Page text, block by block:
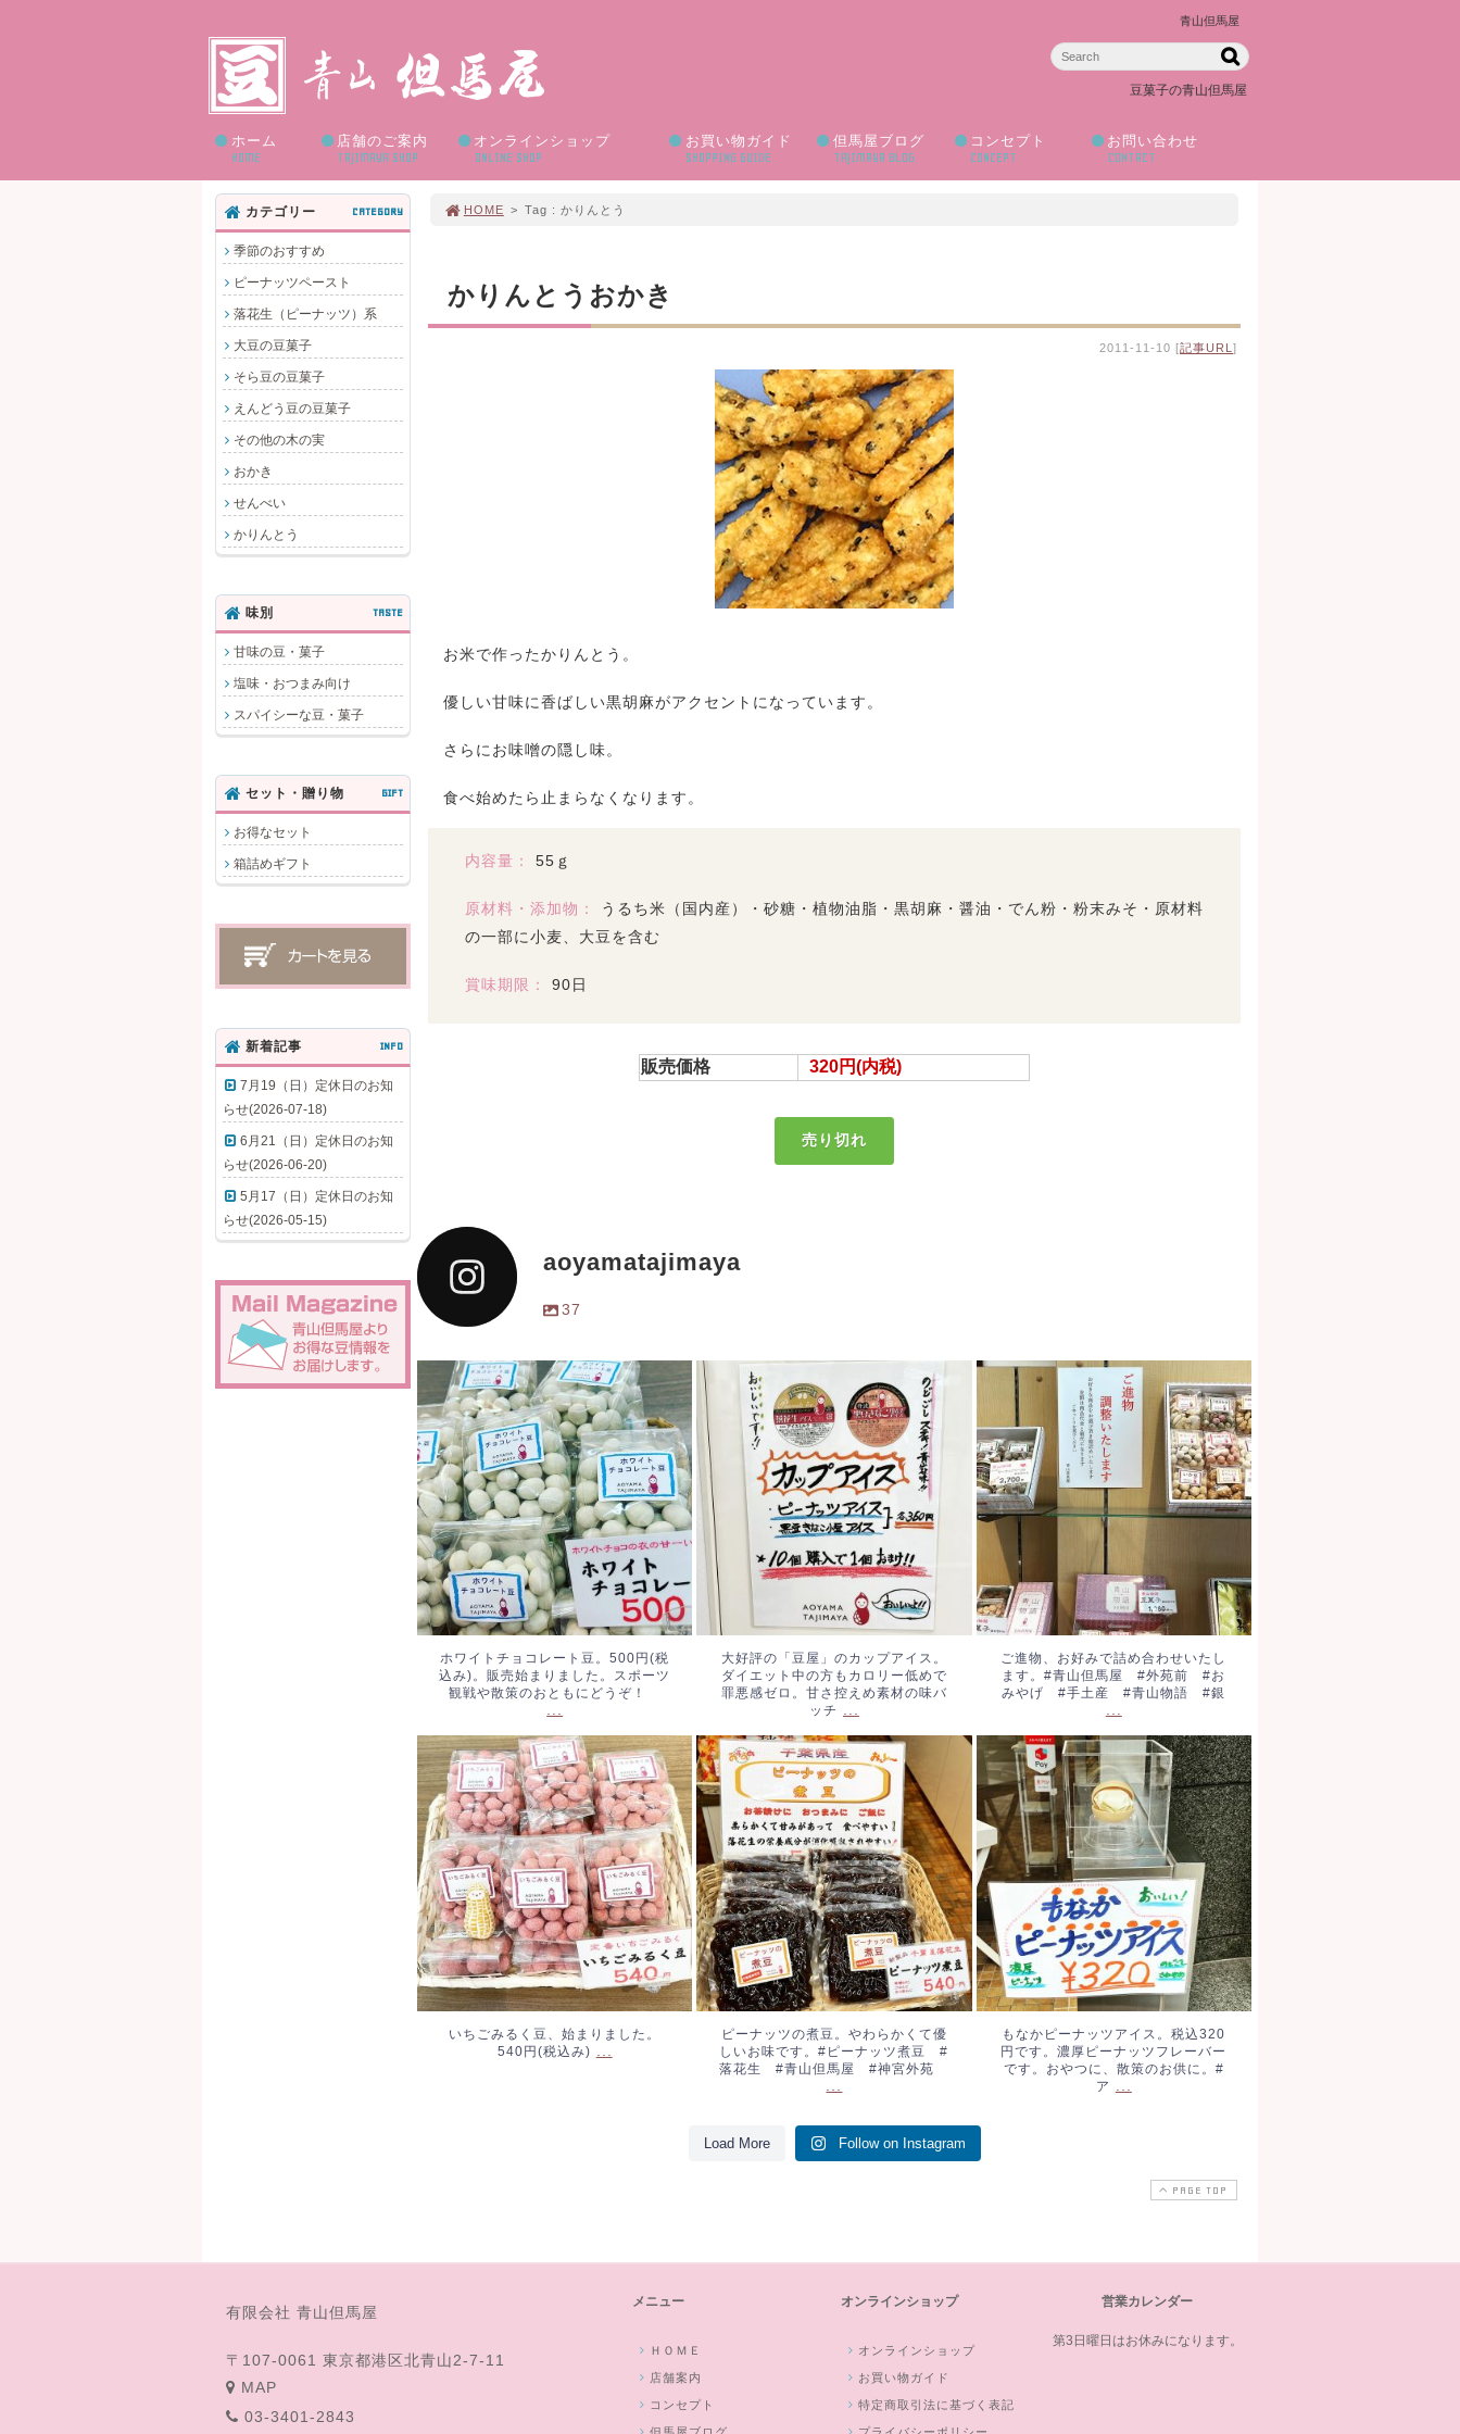
青山但馬屋
豆菓子の青山但馬屋
ホーム
HOME
店舗のご案内
TAJIMAYA SHOP
オンラインショップ
ONLINE SHOP
お買い物ガイド
SHOPPING GUIDE
但馬屋ブログ
TAJIMAYA BLOG
コンセプト
CONCEPT
お問い合わせ
CONTACT
HOME > Tag : かりんとう
かりんとうおかき
2011-11-10 [記事URL ]
お米で作ったかりんとう。
優しい甘味に香ばしい黒胡麻がアクセントになっています。
さらにお味噌の隠し味。
食べ始めたら止まらなくなります。
内容量： 55ｇ
原材料・添加物：
うるち米（国内産）・砂糖・植物油脂・黒胡麻・醤油・でん粉・粉末みそ・原材料
の一部に小麦、大豆を含む
賞味期限： 90日
販売価格 320円(内税)
売り切れ
aoyamatajimaya
37
ホワイトチョコレート豆。500
円(税込み)。販売始まりまし
た。スポーツ観戦や散策のおと
もにどうぞ！...
ホワイトチョコレート豆。500円(税
込み)。販売始まりました。スポーツ
観戦や散策のおともにどうぞ！
...
大好評の「豆屋」のカップアイ
ス。ダイエット中の方もカロリ
ー低めで罪悪感ゼロ。甘さ控え
め素材の味バッチ...
大好評の「豆屋」のカップアイス。
ダイエット中の方もカロリー低めで
罪悪感ゼロ。甘さ控えめ素材の味バ
ッチ ...
ご進物、お好みで詰め合わせい
たします。#青山但馬屋 #外苑
前 #おみやげ #手土産 #青
山物語 #銀...
ご進物、お好みで詰め合わせいたし
ます。#青山但馬屋 #外苑前 #お
みやげ #手土産 #青山物語 #銀
...
いちごみるく豆、始まりまし
た。540円(税込み)...
いちごみるく豆、始まりました。
540円(税込み)
ピーナッツの煮豆。やわらかく
て優しいお味です。#ピーナッ
ツ煮豆 #落花生 #青山但馬
屋 #神宮外苑...
ピーナッツの煮豆。やわらかくて優
しいお味です。#ピーナッツ煮豆 #
落花生 #青山但馬屋 #神宮外苑
もなかピーナッツアイス。税込
320円です。濃厚ピーナッツフ
レーバーです。おやつに、散策
のお供に。#ア...
もなかピーナッツアイス。税込320
円です。濃厚ピーナッツフレーバー
です。おやつに、散策のお供に。#
ア
Load More Follow on Instagram
PAGE TOP
カテゴリー CATEGORY
季節のおすすめ
ピーナッツペースト
落花生（ピーナッツ）系
大豆の豆菓子
そら豆の豆菓子
えんどう豆の豆菓子
その他の木の実
おかき
せんべい
かりんとう
味別 TASTE
甘味の豆・菓子
塩味・おつまみ向け
スパイシーな豆・菓子
セット・贈り物 GIFT
お得なセット
箱詰めギフト
新着記事 INFO
7月19（日）定休日のお知
らせ(2026-07-18)
6月21（日）定休日のお知
らせ(2026-06-20)
5月17（日）定休日のお知
らせ(2026-05-15)
有限会社 青山但馬屋
〒107-0061 東京都港区北青山2-7-11
MAP
03-3401-2843
メニュー
ＨＯＭＥ
店舗案内
コンセプト
オンラインショップ
オンラインショップ
お買い物ガイド
特定商取引法に基づく表記
営業カレンダー
第3日曜日はお休みになります。